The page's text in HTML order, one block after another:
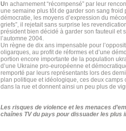
Un acharnement “récompensé” par leur
une semaine plus tôt de garder son sang froid
démocratie, les moyens d’expression du
griefs”, il rejetait sans surprise les
président bien décidé à garder son fauteuil et
l’automne 2004.
Un règne de dix ans impensable pour
oligarques, au profit de réformes et d’une
portion encore importante de la population
d’une Ukraine pro-européenne et
remporté par leurs représentants lors des
plan politique et idéologique, ces deux
dans la rue et donnent ainsi un peu plus de
Les risques de violence et les menaces
chaînes TV du pays pour dissuader les plus